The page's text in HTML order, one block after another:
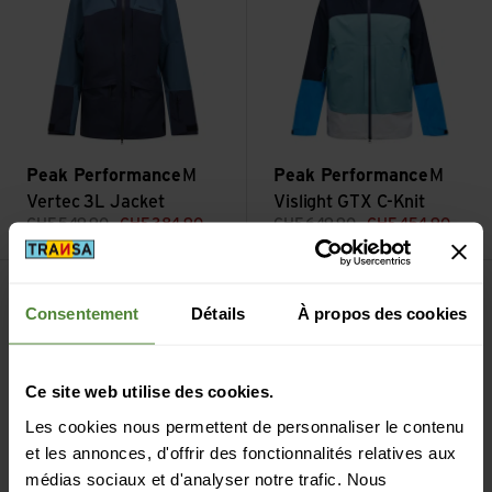
Consentement Détails À propos des cookies
Ce site web utilise des cookies.
Les cookies nous permettent de personnaliser le contenu
et les annonces, d'offrir des fonctionnalités relatives aux
médias sociaux et d'analyser notre trafic. Nous
Peak Performance M
Vertec 3L Jacket
CHF549,90 CHF384,90
Peak Performance M
Vislight GTX C-Knit
CHF649,90 CHF454,90
Voir M NatureRush Zip Jacket